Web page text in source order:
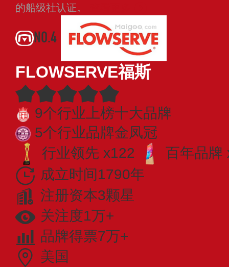
的船级社认证。
NO.4
FLOWSERVE福斯
9个行业上榜十大品牌
5个行业品牌金凤冠
行业领先 x122
百年品牌
成立时间1790年
注册资本3颗星
关注度1万+
品牌得票7万+
美国